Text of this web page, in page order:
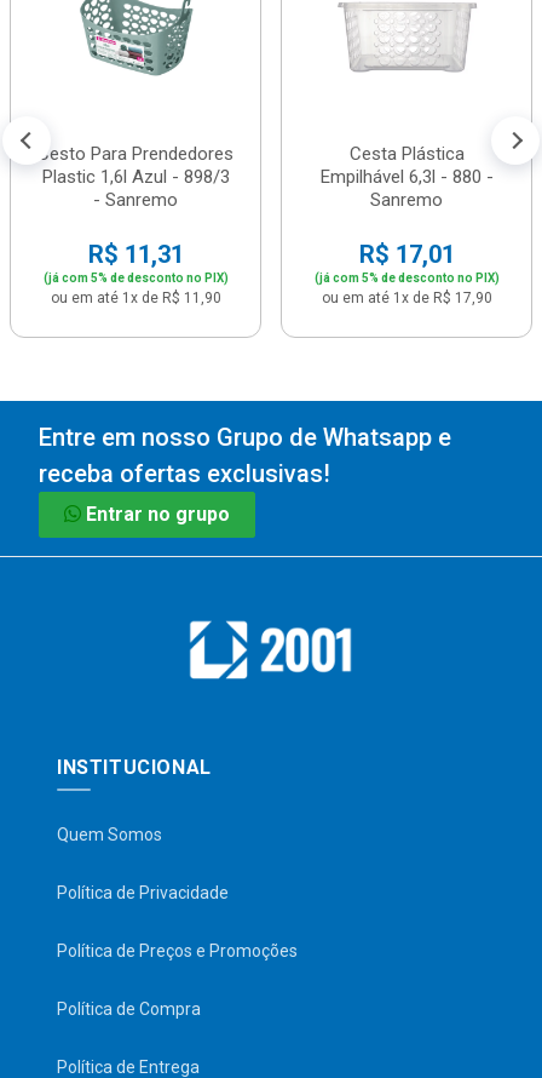
Cesto Para Prendedores
Plastic 1,6l Azul - 898/3
- Sanremo
R$ 11,31
(já com 5% de desconto no PIX)
ou em até 1x de R$ 11,90
Cesta Plástica
Empilhável 6,3l - 880 -
Sanremo
R$ 17,01
(já com 5% de desconto no PIX)
ou em até 1x de R$ 17,90
Entre em nosso Grupo de Whatsapp e
receba ofertas exclusivas!
Entrar no grupo
INSTITUCIONAL
Quem Somos
Política de Privacidade
Política de Preços e Promoções
Política de Compra
Política de Entrega